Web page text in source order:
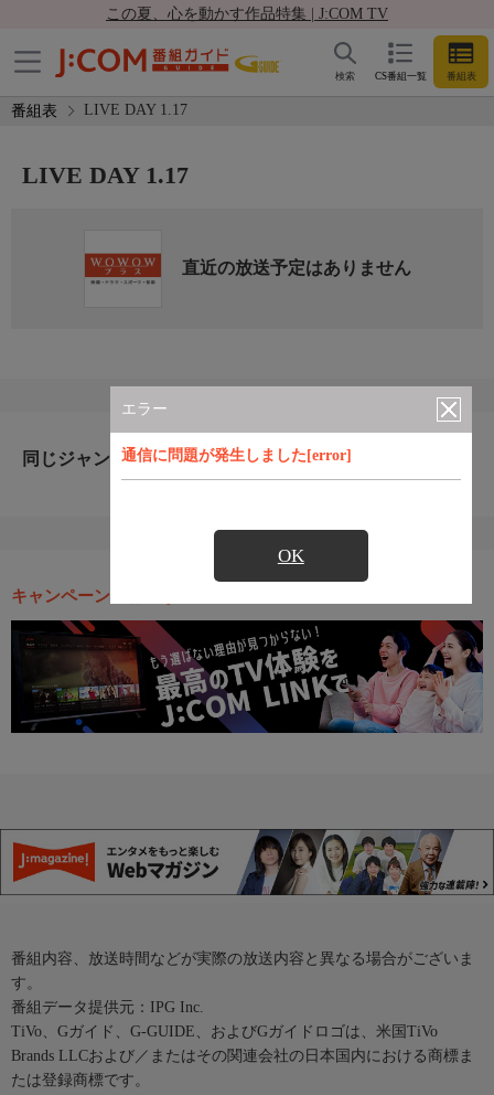
この夏、心を動かす作品特集 | J:COM TV
CS番組一覧 番組表
検索
番組表 LIVE DAY 1.17
エラー
通信に問題が発生しました[error]
OK
LIVE DAY 1.17
直近の放送予定はありません
同じジャンルのおすすめ番組
キャンペーン・お得な情報
番組内容、放送時間などが実際の放送内容と異なる場合がございま
す。
番組データ提供元：IPG Inc.
TiVo、Gガイド、G-GUIDE、およびGガイドロゴは、米国TiVo
Brands LLCおよび／またはその関連会社の日本国内における商標ま
たは登録商標です。